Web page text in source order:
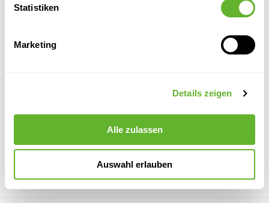
Statistiken
Marketing
Details zeigen
Alle zulassen
Auswahl erlauben
6DECDTG17
Decowood
6DECDT220
Decowood